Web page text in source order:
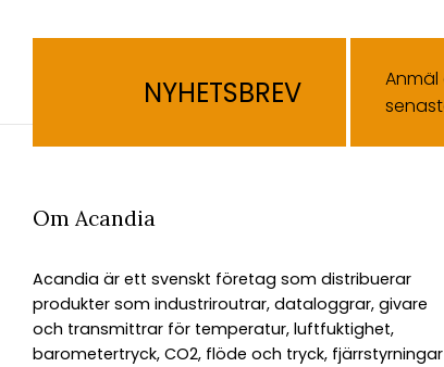
NYHETSBREV
Om Acandia
Acandia är ett svenskt företag som distribuerar
produkter som industriroutrar, dataloggrar, givare
och transmittrar för temperatur, luftfuktighet,
barometertryck, CO2, flöde och tryck, fjärrstyrningar